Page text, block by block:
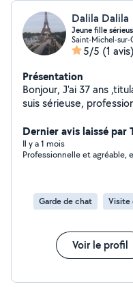
Dalila Dalila
Jeune fille
Saint-Michel-
5/5 (1 avis)
Présentation
Bonjour, J'ai 37 ans ,titulaire d'un master
suis sérieuse,
Dernier avis laissé par
Il y a 1 mois
Professionnelle et
Garde de chat Visite
Voir le profil